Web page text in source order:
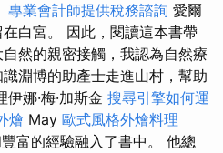
專業會計師提供稅務諮詢 愛爾
白宮。 因此，閱讀這本書帶
然的親密接觸，我認為自然療
淵博的助產士走進山村，幫助
娜·梅·加斯金 搜尋引擎如何運
燴 May 歐式風格外燴料理
富的經驗融入了書中。 他總